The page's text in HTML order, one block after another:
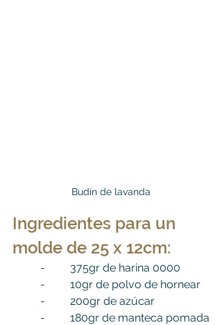
Budín de lavanda
Ingredientes para un
molde de 25 x 12cm:
	-         375gr de harina 0000
	-         10gr de polvo de hornear
	-         200gr de azúcar
	-         180gr de manteca pomada